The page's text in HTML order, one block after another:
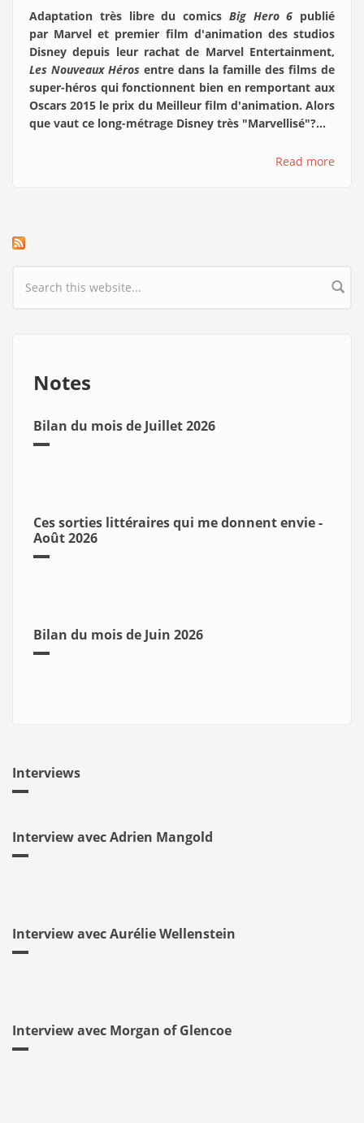
Adaptation très libre du comics Big Hero 6 publié
par Marvel et premier film d'animation des studios
Disney depuis leur rachat de Marvel Entertainment,
Les Nouveaux Héros entre dans la famille des films de
super-héros qui fonctionnent bien en remportant aux
Oscars 2015 le prix du Meilleur film d'animation. Alors
que vaut ce long-métrage Disney très "Marvellisé"?...
Read more
Search form
Notes
Bilan du mois de Juillet 2026
Ces sorties littéraires qui me donnent envie -
Août 2026
Bilan du mois de Juin 2026
Interviews
Interview avec Adrien Mangold
Interview avec Aurélie Wellenstein
Interview avec Morgan of Glencoe